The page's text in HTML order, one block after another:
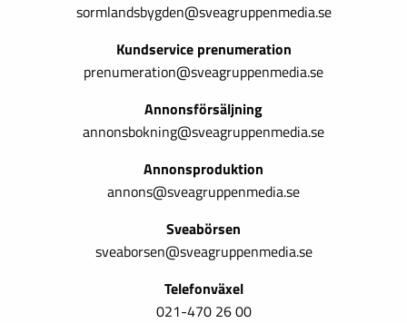
sormlandsbygden@sveagruppenmedia.se
Kundservice prenumeration
prenumeration@sveagruppenmedia.se
Annonsförsäljning
annonsbokning@sveagruppenmedia.se
Annonsproduktion
annons@sveagruppenmedia.se
Sveabörsen
sveaborsen@sveagruppenmedia.se
Telefonväxel
021-470 26 00